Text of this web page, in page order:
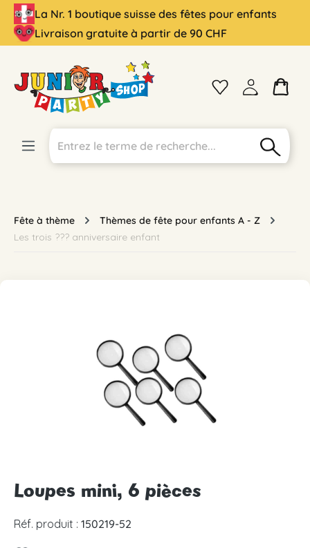
principal
La Nr. 1 boutique suisse des fêtes pour enfants
Livraison gratuite à partir de 90 CHF
Fête à thème
Thèmes de fête pour enfants A - Z
Les trois ??? anniversaire enfant
Loupes mini, 6 pièces
Réf. produit : 150219-52